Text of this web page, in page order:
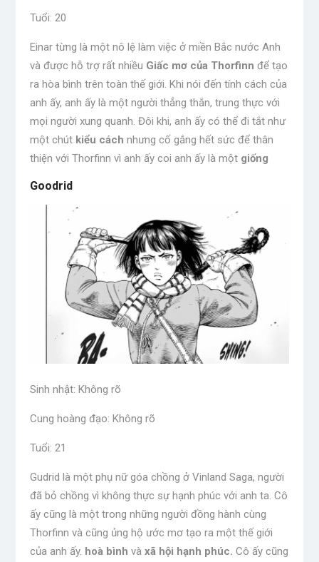
Tuổi: 20
Einar từng là một nô lệ làm việc ở miền Bắc nước Anh
và được hỗ trợ rất nhiều Giấc mơ của Thorfinn để tạo
ra hòa bình trên toàn thế giới. Khi nói đến tính cách của
anh ấy, anh ấy là một người thẳng thắn, trung thực với
mọi người xung quanh. Đôi khi, anh ấy có thể đi tắt như
một chút kiểu cách nhưng cố gắng hết sức để thân
thiện với Thorfinn vì anh ấy coi anh ấy là một giống
Goodrid
Sinh nhật: Không rõ
Cung hoàng đạo: Không rõ
Tuổi: 21
Gudrid là một phụ nữ góa chồng ở Vinland Saga, người
đã bỏ chồng vì không thực sự hạnh phúc với anh ta. Cô
ấy cũng là một trong những người đồng hành cùng
Thorfinn và cũng ủng hộ ước mơ tạo ra một thế giới
của anh ấy. hoà bình và xã hội hạnh phúc. Cô ấy cũng